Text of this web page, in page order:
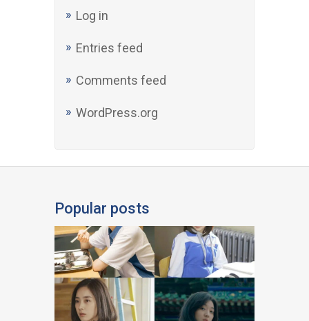
Log in
Entries feed
Comments feed
WordPress.org
Popular posts